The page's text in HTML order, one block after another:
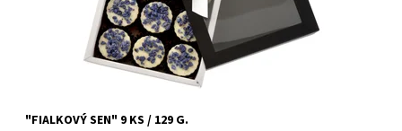
"FIALKOVÝ SEN" 9 KS / 129 G.